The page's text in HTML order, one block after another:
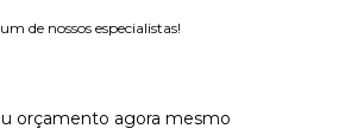
de nossos especialistas!
orçamento agora mesmo